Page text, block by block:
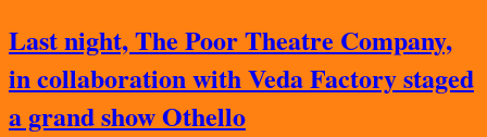
Last night, The Poor Theatre Company,
in collaboration with Veda Factory staged
a grand show Othello